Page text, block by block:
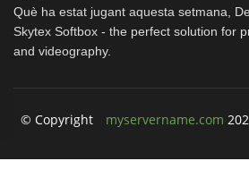
Què ha estat jugant aquesta setmana,
Skytex Softbox - the perfect solution for
and videography.
© Copyright myservername.com